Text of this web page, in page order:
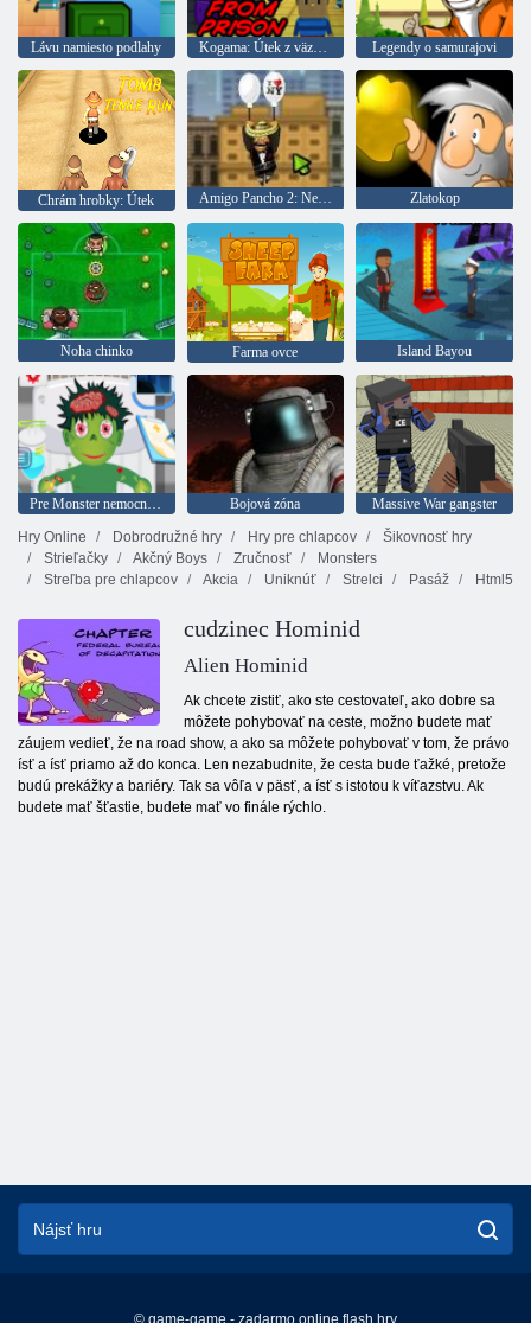
Lávu namiesto podlahy Kogama: Útek z väzenia Legendy o samurajovi
Chrám hrobky: Útek Amigo Pancho 2: New York Party Zlatokop
Noha chinko Farma ovce Island Bayou
Pre Monster nemocnicu Bojová zóna
Massive War gangster
Hry Online
Dobrodružné hry Hry pre chlapcov
Šikovnosť hry
Strieľačky
Akčný Boys Zručnosť
Monsters
Streľba pre chlapcov
Akcia Uniknúť Strelci Pasáž Html5
cudzinec Hominid
Alien Hominid
Ak chcete zistiť, ako ste cestovateľ, ako dobre sa
môžete pohybovať na ceste, možno budete mať
záujem vedieť, že na road show, a ako sa môžete pohybovať v tom, že právo
ísť a ísť priamo až do konca. Len nezabudnite, že cesta bude ťažké, pretože
budú prekážky a bariéry. Tak sa vôľa v päsť, a ísť s istotou k víťazstvu. Ak
budete mať šťastie, budete mať vo finále rýchlo.